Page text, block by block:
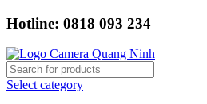
Hotline: 0818 093 234
Select category